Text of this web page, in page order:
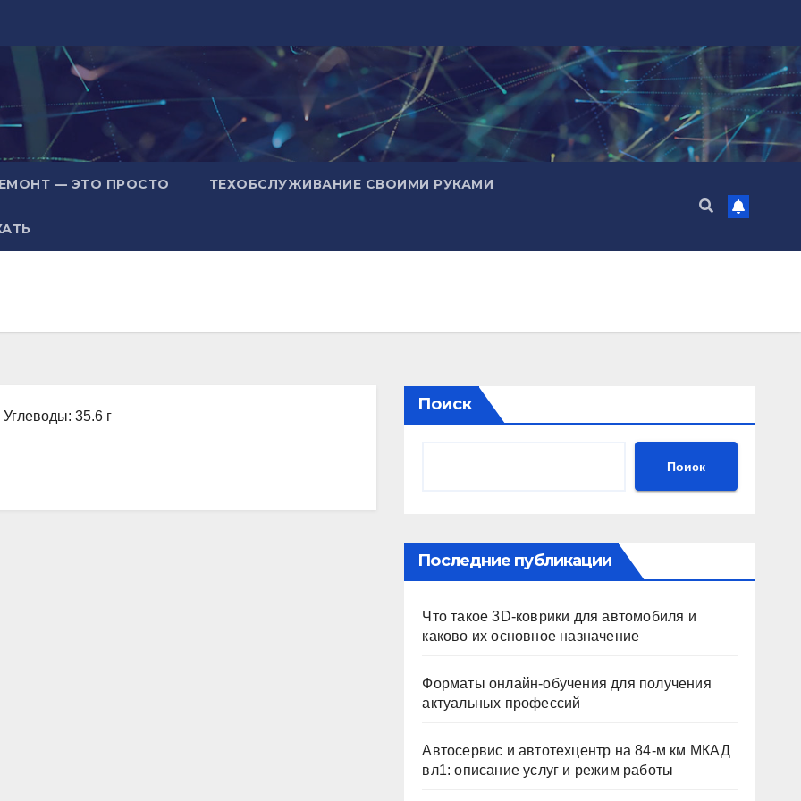
— ЭТО ПРОСТО ТЕХОБСЛУЖИВАНИЕ СВОИМИ РУКАМИ
35.6 г
Поиск
Поиск
Последние публикации
Что такое 3D-коврики для автомобиля и
каково их основное назначение
Форматы онлайн-обучения для получения
актуальных профессий
Автосервис и автотехцентр на 84-м км МКАД
вл1: описание услуг и режим работы